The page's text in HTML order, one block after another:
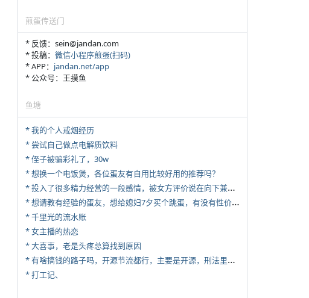
煎蛋传送门
* 反馈：sein@jandan.com
* 投稿： 微信小程序煎蛋(扫码)
* APP： jandan.net/app
* 公众号：王摸鱼
鱼塘
* 我的个人戒烟经历
* 尝试自己做点电解质饮料
* 侄子被骗彩礼了，30w
* 想换一个电饭煲，各位蛋友有自用比较好用的推荐吗？
*
投入了很多精力经营的一段感情，被女方评价说在向下兼容我，感觉有点破防
*
想请教有经验的蛋友，想给媳妇7夕买个跳蛋，有没有性价比高的推荐
* 千里光的流水账
* 女主播的热恋
* 大喜事，老是头疼总算找到原因
*
有啥搞钱的路子吗，开源节流都行，主要是开源，刑法里的咱不做
* 打工记、